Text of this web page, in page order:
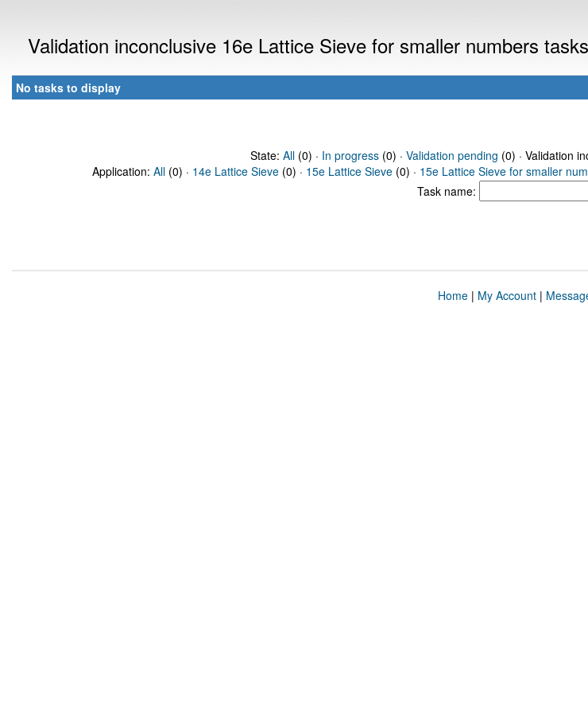
Validation inconclusive 16e Lattice Sieve for smaller numbers
No tasks to display
State: All(0) · In progress(0) · Validation pending (0) · Validation
Application: All (0) · 14e Lattice Sieve (0) · 15e Lattice Sieve (0) · 15e Lattice Sieve for smaller
Task name:
Home| My Account|